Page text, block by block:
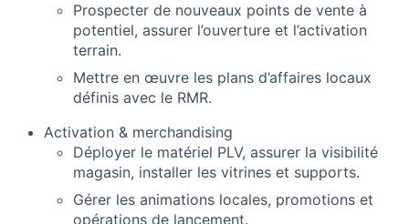
Prospecter de nouveaux points de vente à
potentiel, assurer l’ouverture et l’activation
terrain.
Mettre en œuvre les plans d’affaires locaux
définis avec le RMR.
Activation & merchandising
Déployer le matériel PLV, assurer la visibilité
magasin, installer les vitrines et supports.
Gérer les animations locales, promotions et
opérations de lancement.